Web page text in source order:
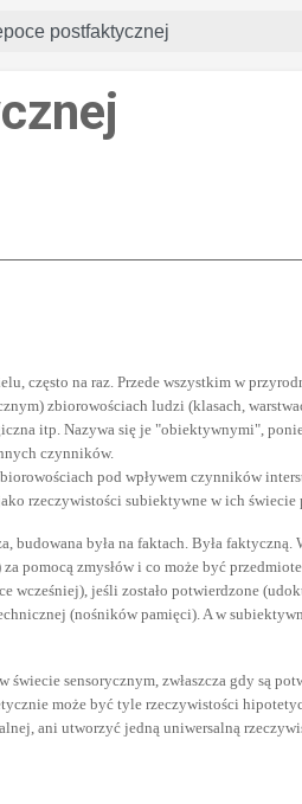
postfaktycznej
często na raz. Przede wszystkim w
zbiorowościach ludzi (klasach,
itp. Nazywa się je "obiektywnymi",
czynników.
pod wpływem czynników
rzeczywistości subiektywne w ich świecie
budowana była na faktach. Była
pomocą zmysłów i co może być
wcześniej), jeśli zostało potwierdzone
(nośników pamięci). A w
sensorycznym, zwłaszcza gdy są
może być tyle rzeczywistości
ani utworzyć jedną uniwersalną